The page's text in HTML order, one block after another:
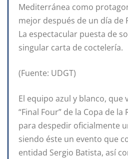
Mediterránea como
mejor después de un día de
La espectacular puesta de
singular carta de coctelería.
(Fuente: UDGT)
El equipo azul y blanco, que
“Final Four” de la Copa de
para despedir oficialmente
siendo éste un evento que
entidad Sergio Batista, así